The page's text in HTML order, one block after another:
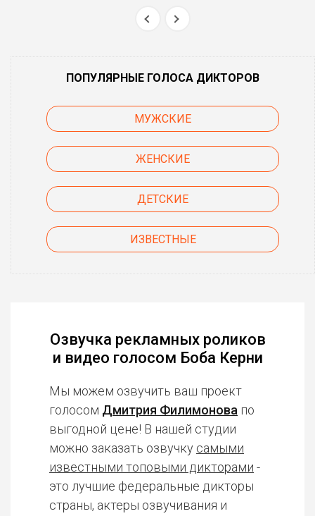
ПОПУЛЯРНЫЕ ГОЛОСА ДИКТОРОВ
МУЖСКИЕ
ЖЕНСКИЕ
ДЕТСКИЕ
ИЗВЕСТНЫЕ
Озвучка рекламных роликов
и видео голосом Боба Керни
Мы можем озвучить ваш проект
голосом Дмитрия Филимонова по
выгодной цене! В нашей студии
можно заказать озвучку самыми
известными топовыми дикторами -
это лучшие федеральные дикторы
страны, актеры озвучивания и